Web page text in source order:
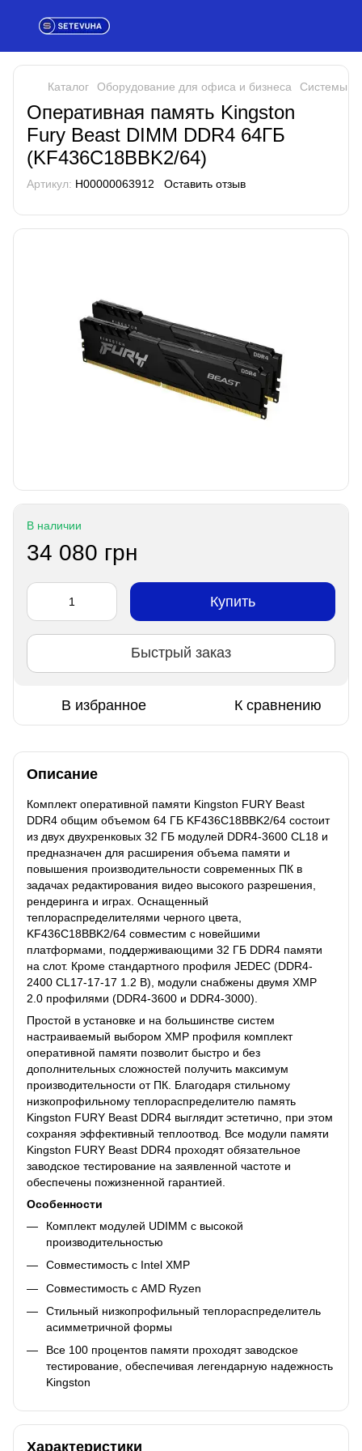
Каталог Оборудование для офиса и бизнеса Системы
Оперативная память Kingston
Fury Beast DIMM DDR4 64ГБ
(KF436C18BBK2/64)
Артикул: H00000063912 Оставить отзыв
В наличии
34 080 грн
Купить
Быстрый заказ
В избранное К сравнению
Описание
Комплект оперативной памяти Kingston FURY Beast
DDR4 общим объемом 64 ГБ KF436C18BBK2/64 состоит
из двух двухренковых 32 ГБ модулей DDR4-3600 CL18 и
предназначен для расширения объема памяти и
повышения производительности современных ПК в
задачах редактирования видео высокого разрешения,
рендеринга и играх. Оснащенный
теплораспределителями черного цвета,
KF436C18BBK2/64 совместим с новейшими
платформами, поддерживающими 32 ГБ DDR4 памяти
на слот. Кроме стандартного профиля JEDEC (DDR4-
2400 CL17-17-17 1.2 В), модули снабжены двумя XMP
2.0 профилями (DDR4-3600 и DDR4-3000).
Простой в установке и на большинстве систем
настраиваемый выбором XMP профиля комплект
оперативной памяти позволит быстро и без
дополнительных сложностей получить максимум
производительности от ПК. Благодаря стильному
низкопрофильному теплораспределителю память
Kingston FURY Beast DDR4 выглядит эстетично, при этом
сохраняя эффективный теплоотвод. Все модули памяти
Kingston FURY Beast DDR4 проходят обязательное
заводское тестирование на заявленной частоте и
обеспечены пожизненной гарантией.
Особенности
Комплект модулей UDIMM с высокой
производительностью
Совместимость с Intel XMP
Совместимость с AMD Ryzen
Стильный низкопрофильный теплораспределитель
асимметричной формы
Все 100 процентов памяти проходят заводское
тестирование, обеспечивая легендарную надежность
Kingston
Характеристики